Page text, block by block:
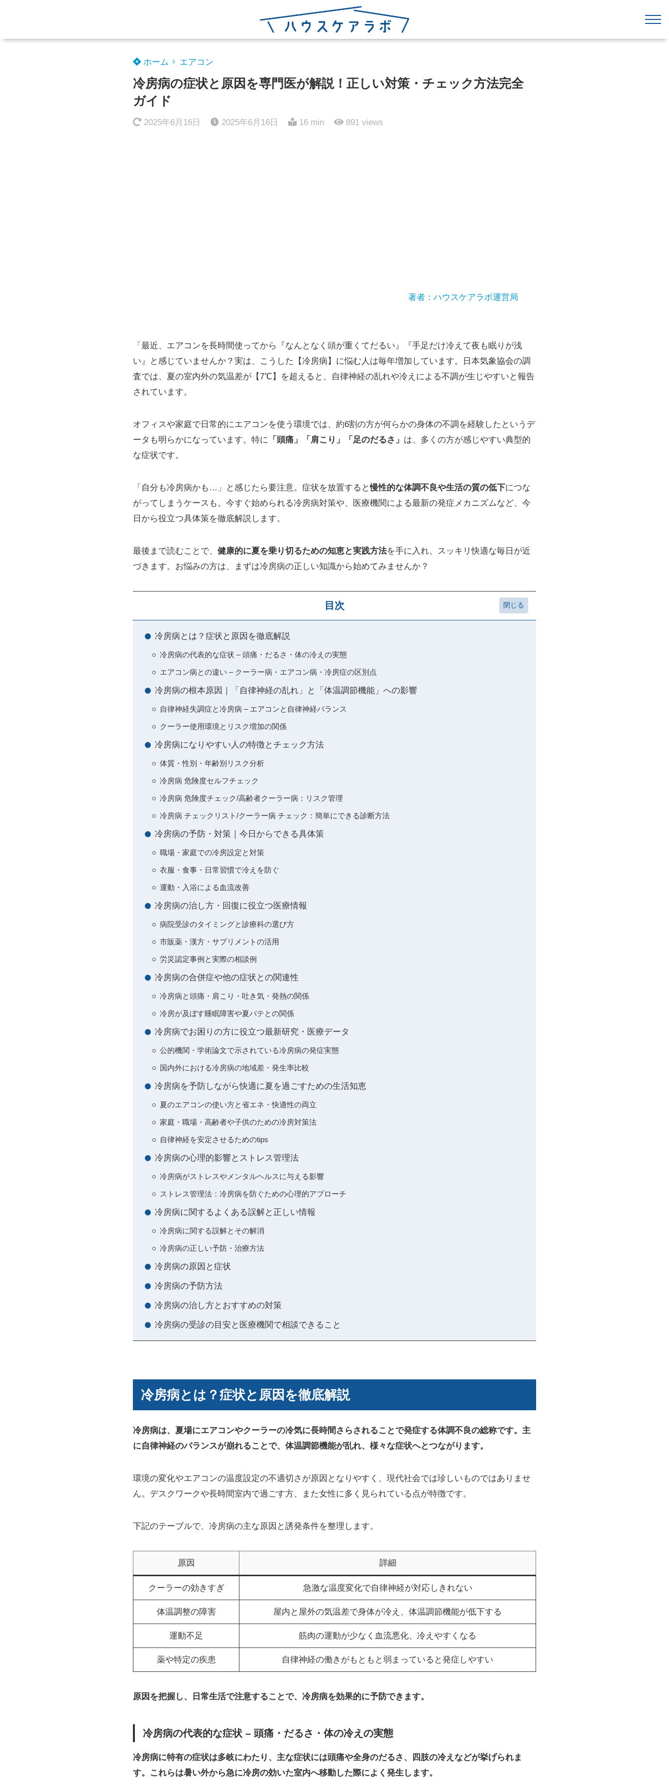
ホーム エアコン
冷房病の症状と原因を専門医が解説！正しい対策・チェック方法完全
ガイド
2025年6月16日 2025年6月16日 16 min 891 views
著者：ハウスケアラボ運営局
「最近、エアコンを長時間使ってから『なんとなく頭が重くてだるい』『手足だけ冷えて夜も眠りが浅
い』と感じていませんか？実は、こうした【冷房病】に悩む人は毎年増加しています。日本気象協会の調
査では、夏の室内外の気温差が【7℃】を超えると、自律神経の乱れや冷えによる不調が生じやすいと報告
されています。
オフィスや家庭で日常的にエアコンを使う環境では、約6割の方が何らかの身体の不調を経験したというデ
ータも明らかになっています。特に 「頭痛」「肩こり」「足のだるさ」 は、多くの方が感じやすい典型的
な症状です。
「自分も冷房病かも…」と感じたら要注意。症状を放置すると慢性的な体調不良や生活の質の低下につな
がってしまうケースも。今すぐ始められる冷房病対策や、医療機関による最新の発症メカニズムなど、今
日から役立つ具体策を徹底解説します。
最後まで読むことで、 健康的に夏を乗り切るための知恵と実践方法を手に入れ、スッキリ快適な毎日が近
づきます。お悩みの方は、まずは冷房病の正しい知識から始めてみませんか？
目次
冷房病とは？症状と原因を徹底解説
冷房病の代表的な症状 – 頭痛・だるさ・体の冷えの実態
エアコン病との違い – クーラー病・エアコン病・冷房症の区別点
冷房病の根本原因｜「自律神経の乱れ」と「体温調節機能」への影響
自律神経失調症と冷房病 – エアコンと自律神経バランス
クーラー使用環境とリスク増加の関係
冷房病になりやすい人の特徴とチェック方法
体質・性別・年齢別リスク分析
冷房病 危険度セルフチェック
冷房病 危険度チェック/高齢者クーラー病：リスク管理
冷房病 チェックリスト/クーラー病 チェック：簡単にできる診断方法
冷房病の予防・対策｜今日からできる具体策
職場・家庭での冷房設定と対策
衣服・食事・日常習慣で冷えを防ぐ
運動・入浴による血流改善
冷房病の治し方・回復に役立つ医療情報
病院受診のタイミングと診療科の選び方
市販薬・漢方・サプリメントの活用
労災認定事例と実際の相談例
冷房病の合併症や他の症状との関連性
冷房病と頭痛・肩こり・吐き気・発熱の関係
冷房が及ぼす睡眠障害や夏バテとの関係
冷房病でお困りの方に役立つ最新研究・医療データ
公的機関・学術論文で示されている冷房病の発症実態
国内外における冷房病の地域差・発生率比較
冷房病を予防しながら快適に夏を過ごすための生活知恵
夏のエアコンの使い方と省エネ・快適性の両立
家庭・職場・高齢者や子供のための冷房対策法
自律神経を安定させるためのtips
冷房病の心理的影響とストレス管理法
冷房病がストレスやメンタルヘルスに与える影響
ストレス管理法：冷房病を防ぐための心理的アプローチ
冷房病に関するよくある誤解と正しい情報
冷房病に関する誤解とその解消
冷房病の正しい予防・治療方法
冷房病の原因と症状
冷房病の予防方法
冷房病の治し方とおすすめの対策
冷房病の受診の目安と医療機関で相談できること
冷房病とは？症状と原因を徹底解説
冷房病は、夏場にエアコンやクーラーの冷気に長時間さらされることで発症する体調不良の総称です。主
に自律神経のバランスが崩れることで、体温調節機能が乱れ、様々な症状へとつながります。
環境の変化やエアコンの温度設定の不適切さが原因となりやすく、現代社会では珍しいものではありませ
ん。デスクワークや長時間室内で過ごす方、また女性に多く見られている点が特徴です。
下記のテーブルで、冷房病の主な原因と誘発条件を整理します。
原因 詳細
クーラーの効きすぎ 急激な温度変化で自律神経が対応しきれない
体温調整の障害 屋内と屋外の気温差で身体が冷え、体温調節機能が低下する
運動不足 筋肉の運動が少なく血流悪化、冷えやすくなる
薬や特定の疾患 自律神経の働きがもともと弱まっていると発症しやすい
原因を把握し、日常生活で注意することで、冷房病を効果的に予防できます。
冷房病の代表的な症状 – 頭痛・だるさ・体の冷えの実態
冷房病に特有の症状は多岐にわたり、主な症状には頭痛や全身のだるさ、四肢の冷えなどが挙げられま
す。これらは暑い外から急に冷房の効いた室内へ移動した際によく発生します。